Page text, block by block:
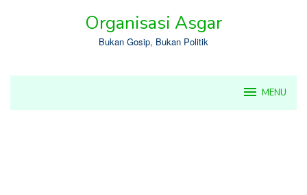
Organisasi Asgar
Bukan Gosip, Bukan Politik
MENU